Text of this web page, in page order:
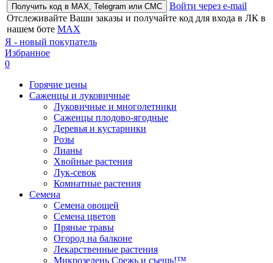
Получить код в MAX, Telegram или СМС
Войти через e-mail
Отслеживайте Ваши заказы и получайте код для входа в ЛК в
нашем боте MAX
Я - новый покупатель
Избранное
0
Горячие цены
Саженцы и луковичные
Луковичные и многолетники
Саженцы плодово-ягодные
Деревья и кустарники
Розы
Лианы
Хвойные растения
Лук-севок
Комнатные растения
Семена
Семена овощей
Семена цветов
Пряные травы
Огород на балконе
Лекарственные растения
Микрозелень Срежь и съешь!™